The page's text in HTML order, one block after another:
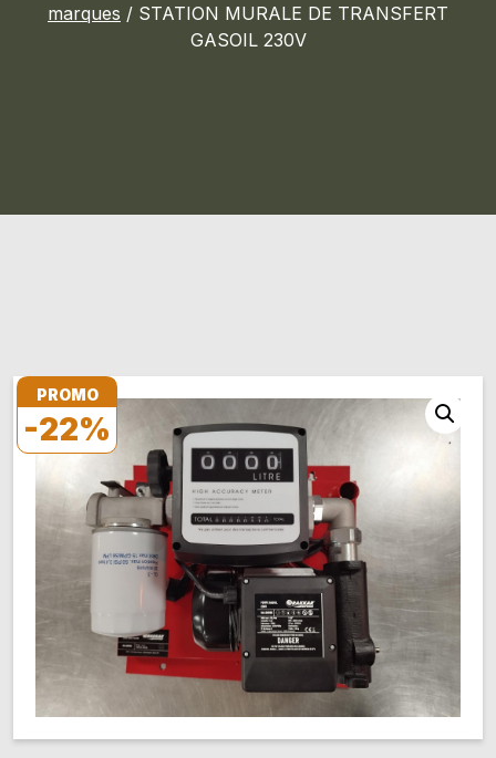
marques / STATION MURALE DE TRANSFERT
GASOIL 230V
PROMO
-22%